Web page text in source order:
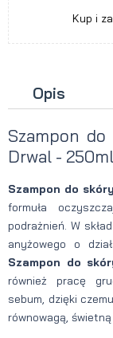
Kup i
Opis
Szampon
Drwal - 250ml
Szampon do
formuła
podrażnień. W
anyżowego o
Szampon do
również pracę
sebum, dzięki
równowagą,